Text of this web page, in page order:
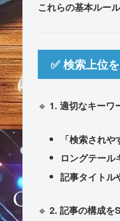
これらの基本ルー
✅ 検索上位
🔹 1. 適切なキーワ
「検索され
ロングテール
記事タイトル
🔹 2. 記事の構成を